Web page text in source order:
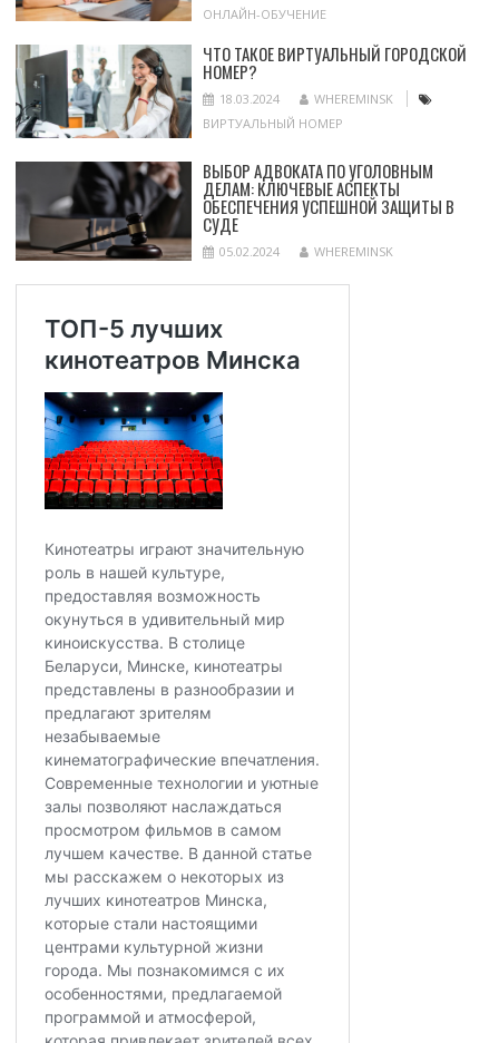
ОНЛАЙН-ОБУЧЕНИЕ
ЧТО ТАКОЕ ВИРТУАЛЬНЫЙ ГОРОДСКОЙ
НОМЕР?
18.03.2024
WHEREMINSK
ВИРТУАЛЬНЫЙ НОМЕР
ВЫБОР АДВОКАТА ПО УГОЛОВНЫМ
ДЕЛАМ: КЛЮЧЕВЫЕ АСПЕКТЫ
ОБЕСПЕЧЕНИЯ УСПЕШНОЙ ЗАЩИТЫ В
СУДЕ
05.02.2024 WHEREMINSK